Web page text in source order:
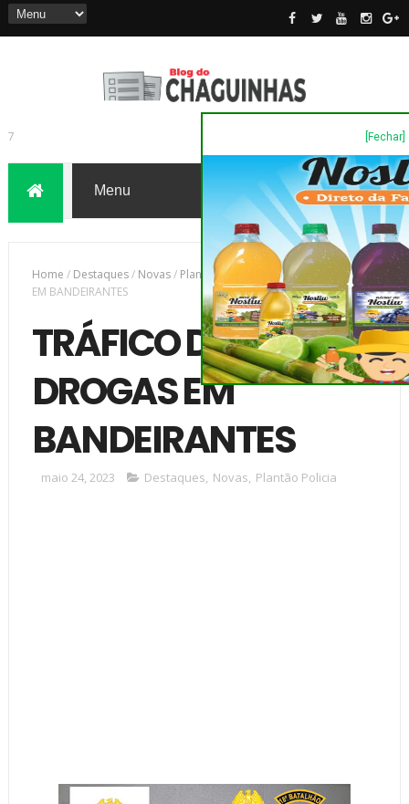
7
Home / Destaques/ Novas/ Plantão Policia
TRÁFICO DE DROGAS
EM BANDEIRANTES
TRÁFICO DE
DROGAS EM
BANDEIRANTES
maio 24, 2023 Destaques, Novas, Plantão Policia